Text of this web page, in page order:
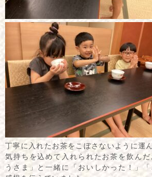
丁寧に入れたお茶をこぼさないように運
気持ちを込めて入れられたお茶を飲ん
うさま」と一緒に「おいしかった！」